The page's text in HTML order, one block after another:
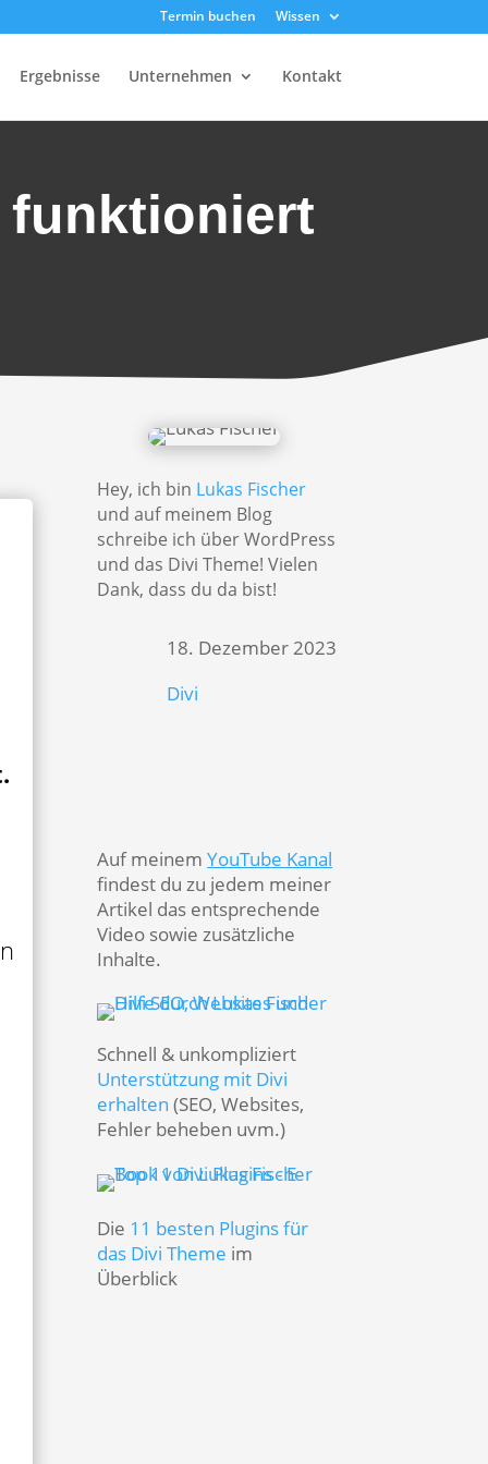
Termin buchen Wissen
Ergebnisse Unternehmen Kontakt
funktioniert
Hey, ich bin Lukas Fischer
und auf meinem Blog
schreibe ich über WordPress
und das Divi Theme! Vielen
Dank, dass du da bist!
18. Dezember 2023
Divi
Auf meinemYouTube Kanal
findest du zu jedem meiner
Artikel das entsprechende
Video sowie zusätzliche
Inhalte.
Schnell & unkompliziert
Unterstützung mit Divi
erhalten (SEO, Websites,
Fehler beheben uvm.)
Die 11 besten Plugins für
das Divi Theme im
Überblick